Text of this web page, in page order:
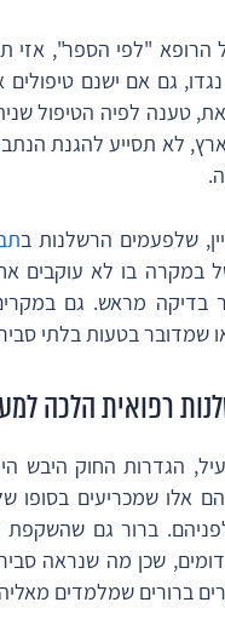
"לפי הספר", אזי
גם אם ישנם טיפולים
טענה לפיה הטיפול
לא תסייע להגנת
שלפעמים הרשלנות ב
במקרה בו לא עוקבים
בדיקה מראש. גם
שמדובר בטעות בלתי
רפואית הלכה
הגדרות החוק היבש
אלו שמכריעים בסופו
ברור גם שהשקפת
שכן מה שנראה
ברורים שמלמדים